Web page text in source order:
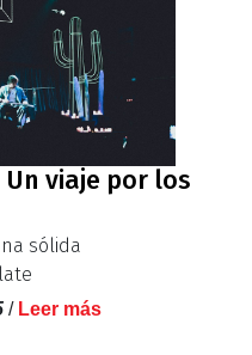
viaje por los
sólida
/ Leer más